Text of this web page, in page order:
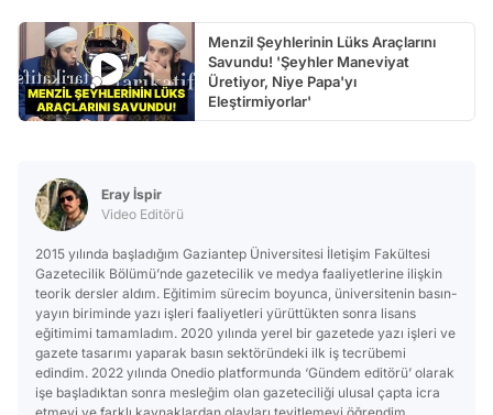
Menzil Şeyhlerinin Lüks Araçlarını
Savundu! 'Şeyhler Maneviyat
Üretiyor, Niye Papa'yı
Eleştirmiyorlar'
Eray İspir
Video Editörü
2015 yılında başladığım Gaziantep Üniversitesi İletişim Fakültesi
Gazetecilik Bölümü’nde gazetecilik ve medya faaliyetlerine ilişkin
teorik dersler aldım. Eğitimim sürecim boyunca, üniversitenin basın-
yayın biriminde yazı işleri faaliyetleri yürüttükten sonra lisans
eğitimimi tamamladım. 2020 yılında yerel bir gazetede yazı işleri ve
gazete tasarımı yaparak basın sektöründeki ilk iş tecrübemi
edindim. 2022 yılında Onedio platformunda ‘Gündem editörü’ olarak
işe başladıktan sonra mesleğim olan gazeteciliği ulusal çapta icra